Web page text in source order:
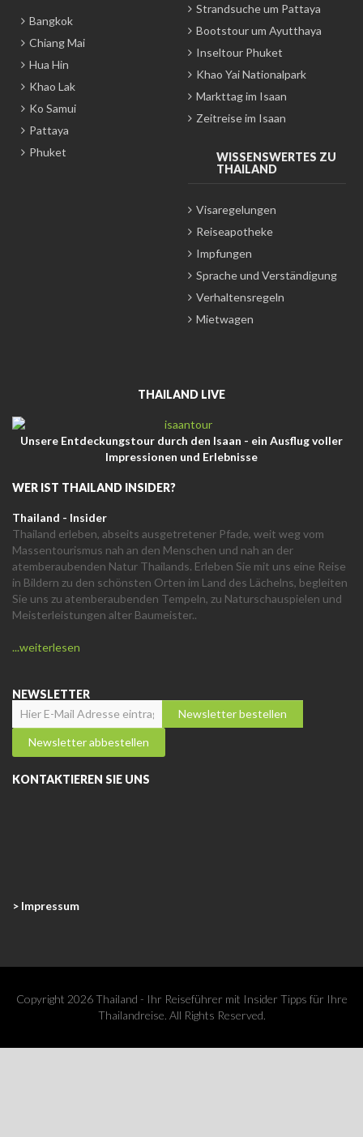
Bangkok
Chiang Mai
Hua Hin
Khao Lak
Ko Samui
Pattaya
Phuket
Strandsuche um Pattaya
Bootstour um Ayutthaya
Inseltour Phuket
Khao Yai Nationalpark
Markttag im Isaan
Zeitreise im Isaan
WISSENSWERTES ZU
THAILAND
Visaregelungen
Reiseapotheke
Impfungen
Sprache und Verständigung
Verhaltensregeln
Mietwagen
THAILAND LIVE
Unsere Entdeckungstour durch den Isaan - ein Ausflug voller
Impressionen und Erlebnisse
WER IST THAILAND INSIDER?
Thailand - Insider
Thailand erleben, abseits ausgetretener Pfade, weit weg vom
Massentourismus nah an den Menschen und nah an der
atemberaubenden Natur Thailands. Erleben Sie mit uns eine Reise
in Bildern zu den schönsten Orten im Land des Lächelns, begleiten
Sie uns zu atemberaubenden Tempeln, zu Naturschauspielen und
Meisterleistungen alter Baumeister..
...weiterlesen
NEWSLETTER
KONTAKTIEREN SIE UNS
> Impressum
Copyright 2026 Thailand - Ihr Reiseführer mit Insider Tipps für Ihre
Thailandreise. All Rights Reserved.